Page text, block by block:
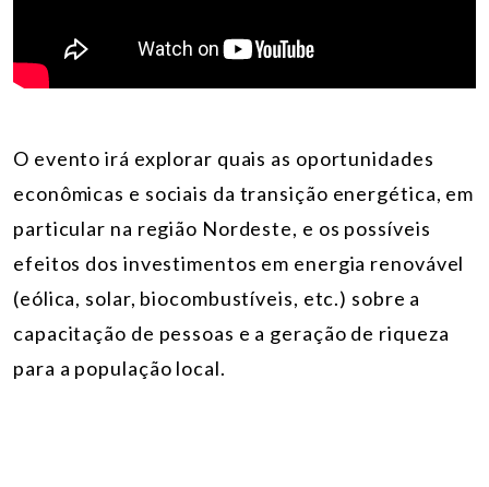
O evento irá explorar quais as oportunidades
econômicas e sociais da transição energética, em
particular na região Nordeste, e os possíveis
efeitos dos investimentos em energia renovável
(eólica, solar, biocombustíveis, etc.) sobre a
capacitação de pessoas e a geração de riqueza
para a população local.